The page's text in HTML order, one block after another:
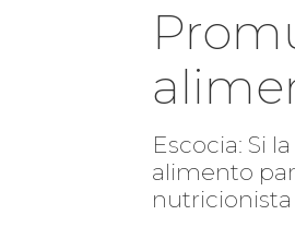
Escocia: Si
alimento
nutricionista